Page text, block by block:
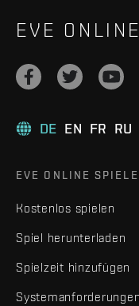
EVE
DE EN FR RU
EVE ONLINE
Kostenlos spielen
Spiel herunterladen
Spielzeit hinzufügen
Systemanforderungen